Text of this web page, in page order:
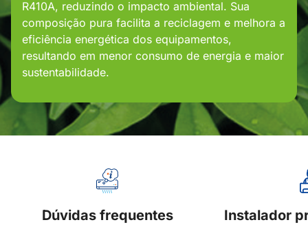
R410A, reduzindo o impacto ambiental. Sua
composição pura facilita a reciclagem e melhora a
eficiência energética dos equipamentos,
resultando em menor consumo de energia e maior
sustentabilidade.
Dúvidas frequentes Instalador